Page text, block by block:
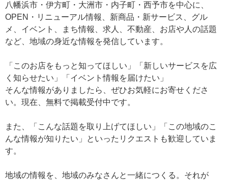
八幡浜市・伊方町・大洲市・内子町・西予市を中心に、
OPEN・リニューアル情報、新商品・新サービス、 グル
メ、イベント、まち情報、求人、不動産、 お店や人の話題
など、地域の身近な情報を発信しています。
「このお店をもっと知ってほしい」
「新しいサービスを広
く知らせたい」
「イベント情報を届けたい」
そんな情報がありましたら、ぜひお気軽にお寄せくださ
い。 現在、無料で掲載受付中です。
また、 「こんな話題を取り上げてほしい」
「この地域のこ
んな情報が知りたい」
といったリクエストも歓迎していま
す。
地域の情報を、地域のみなさんと一緒につくる。 それが